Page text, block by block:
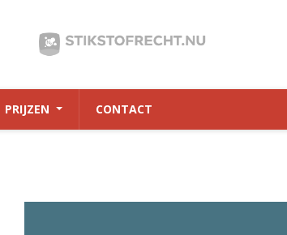
PRIJZEN CONTACT